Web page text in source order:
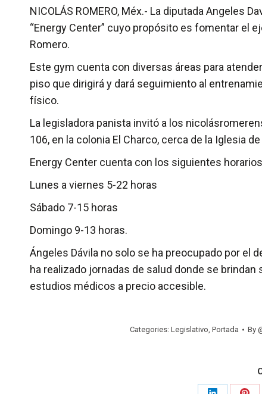
NICOLÁS ROMERO, Méx.- La diputada Angeles
“Energy Center” cuyo propósito es fomentar el
Romero.
Este gym cuenta con diversas áreas para
piso que dirigirá y dará seguimiento al
físico.
La legisladora panista invitó a los
106, en la colonia El Charco, cerca de la Iglesia
Energy Center cuenta con los siguientes
Lunes a viernes 5-22 horas
Sábado 7-15 horas
Domingo 9-13 horas.
Ángeles Dávila no solo se ha preocupado por
ha realizado jornadas de salud donde se
estudios médicos a precio accesible.
Categories: Legislativo, Portada By